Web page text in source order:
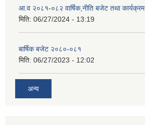
आ.व २०८१-०८२ वार्षिक,नीति बजेट तथा कार्यक्रम
मिति: 06/27/2024 - 13:19
बार्षिक बजेट २०८०-०८१
मिति: 06/27/2023 - 12:02
अन्य